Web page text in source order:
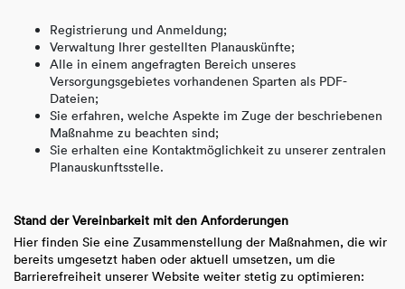
Registrierung und Anmeldung;
Verwaltung Ihrer gestellten Planauskünfte;
Alle in einem angefragten Bereich unseres
Versorgungsgebietes vorhandenen Sparten als PDF-
Dateien;
Sie erfahren, welche Aspekte im Zuge der beschriebenen
Maßnahme zu beachten sind;
Sie erhalten eine Kontaktmöglichkeit zu unserer zentralen
Planauskunftsstelle.
Stand der Vereinbarkeit mit den Anforderungen
Hier finden Sie eine Zusammenstellung der Maßnahmen, die wir
bereits umgesetzt haben oder aktuell umsetzen, um die
Barrierefreiheit unserer Website weiter stetig zu optimieren: